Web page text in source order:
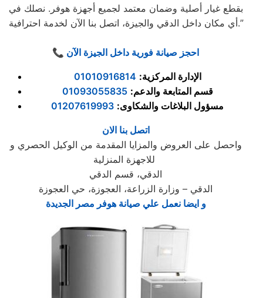
بقطع غيار أصلية وضمان معتمد لجميع أجهزة هوفر. نصلك في
أي مكان داخل الدقي والجيزة، اتصل بنا الآن لخدمة احترافية.”
📞 احجز صيانة فورية داخل الجيزة الآن
الإدارة المركزية:
01010916814
قسم المتابعة والدعم:
01093055835
مسؤول البلاغات والشكاوى:
01207619993
اتصل بنا الان
واحصل على العروض والمزايا المقدمة من الوكيل الحصري و
للاجهزة المنزلية
الدقي، قسم الدقي
الدقي – وزارة الزراعة، العجوزة، حي العجوزة
و ايضا نعمل علي صيانة هوفر مصر الجديدة